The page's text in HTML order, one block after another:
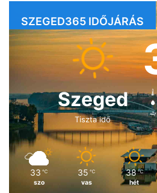
SZEGED365 IDŐJÁRÁS
Szeged
Tiszta idő
33 ℃
szo
35 ℃
vas
38 ℃
hét